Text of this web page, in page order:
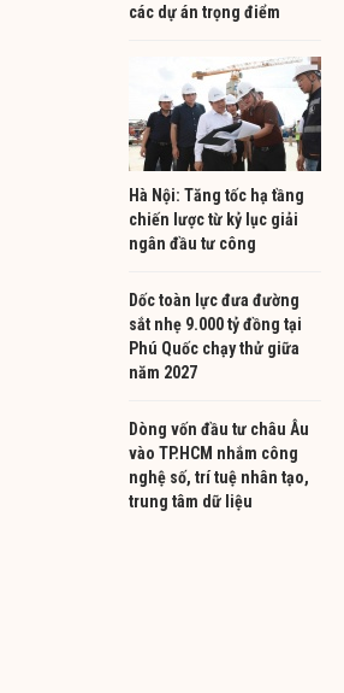
các dự án trọng điểm
Hà Nội: Tăng tốc hạ tầng
chiến lược từ kỷ lục giải
ngân đầu tư công
Dốc toàn lực đưa đường
sắt nhẹ 9.000 tỷ đồng tại
Phú Quốc chạy thử giữa
năm 2027
Dòng vốn đầu tư châu Âu
vào TP.HCM nhắm công
nghệ số, trí tuệ nhân tạo,
trung tâm dữ liệu